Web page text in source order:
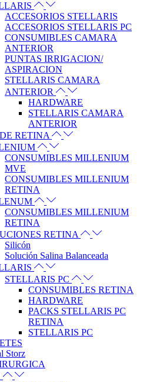
ACCESORIOS STELLARIS
ACCESORIOS STELLARIS PC
CONSUMIBLES CAMARA
ANTERIOR
PUNTAS IRRIGACION/
ASPIRACION
STELLARIS CAMARA
ANTERIOR
HARDWARE
STELLARIS CAMARA
ANTERIOR
RETINA
CONSUMIBLES MILLENIUM
MVE
CONSUMIBLES MILLENIUM
RETINA
CONSUMIBLES MILLENIUM
RETINA
RETINA
Silicón
Solución Salina Balanceada
STELLARIS PC
CONSUMIBLES RETINA
HARDWARE
PACKS STELLARIS PC
RETINA
STELLARIS PC
Storz